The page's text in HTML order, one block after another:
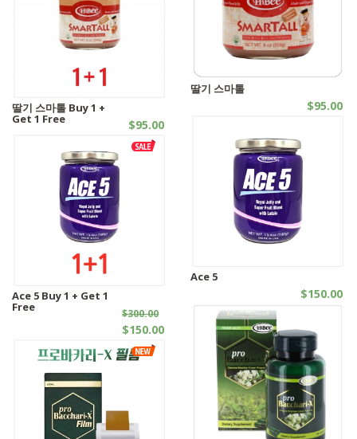
딸기 스마톨
$95.00
딸기 스마톨 Buy 1 +
Get 1 Free $95.00
Ace 5
$150.00
로얄젤리
Ace 5 Buy 1 + Get 1
Free $300.00
$150.00